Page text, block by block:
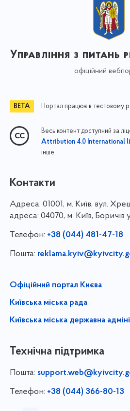
Управління з
офіційний
Портал працює в тестовому
Весь контент доступний за
Attribution 4.0 International
інше
Контакти
Адреса: 01001, м. Київ, вул.
адреса: 04070, м. Київ, Боричів
Телефон: +38 (044) 481-47-18
Пошта:
Офіційний портал Києва
Київська міська рада
Київська міська державна
Технічна підтримка
Пошта:
Телефон: +38 (044) 366-80-13